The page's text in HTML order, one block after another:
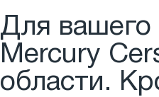
Для вашего
Mercury
области.